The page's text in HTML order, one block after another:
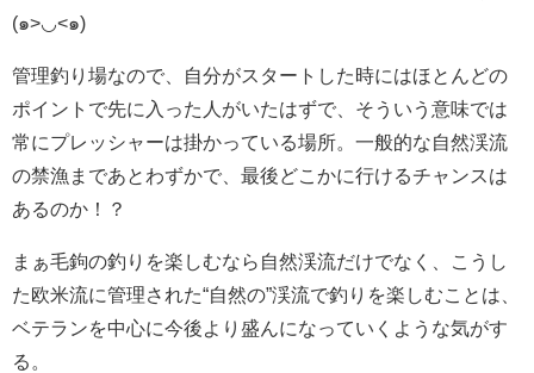
(๑>◡<๑)
管理釣り場なので、自分がスタートした時にはほとんどの
ポイントで先に入った人がいたはずで、そういう意味では
常にプレッシャーは掛かっている場所。一般的な自然渓流
の禁漁まであとわずかで、最後どこかに行けるチャンスは
あるのか！？
まぁ毛鉤の釣りを楽しむなら自然渓流だけでなく、こうし
た欧米流に管理された“自然の”渓流で釣りを楽しむことは、
ベテランを中心に今後より盛んになっていくような気がす
る。